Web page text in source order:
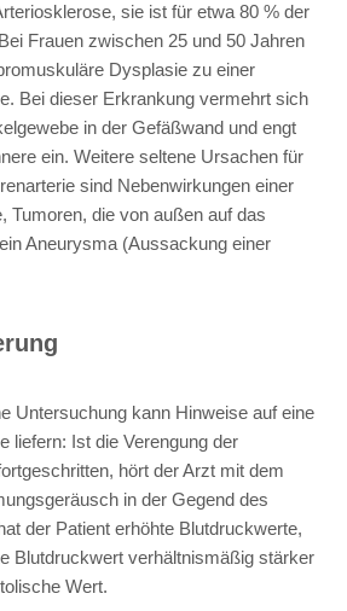
sie ist für etwa 80 % der
Frauen zwischen 25 und 50 Jahren
Dysplasie zu einer
Bei dieser Erkrankung vermehrt sich
in der Gefäßwand und engt
ein. Weitere seltene Ursachen für
sind Nebenwirkungen einer
Tumoren, die von außen auf das
Aneurysma (Aussackung einer
Untersuchung kann Hinweise auf eine
liefern: Ist die Verengung der
hört der Arzt mit dem
in der Gegend des
der Patient erhöhte Blutdruckwerte,
Blutdruckwert verhältnismäßig stärker
Wert.